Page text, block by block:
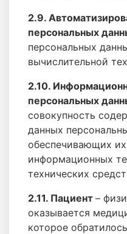
2.9.
персональных
персональных
вычислительной
2.10.
персональных
совокупность
данных
обеспечивающих
информационных
технических
2.11. Пациент –
оказывается
которое